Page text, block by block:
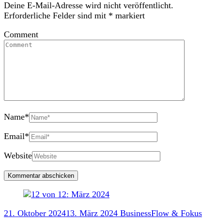
Deine E-Mail-Adresse wird nicht veröffentlicht.
Erforderliche Felder sind mit * markiert
Comment
Name*
Email*
Website
Post
21. Oktober 202413. März 2024 BusinessFlow & Fokus